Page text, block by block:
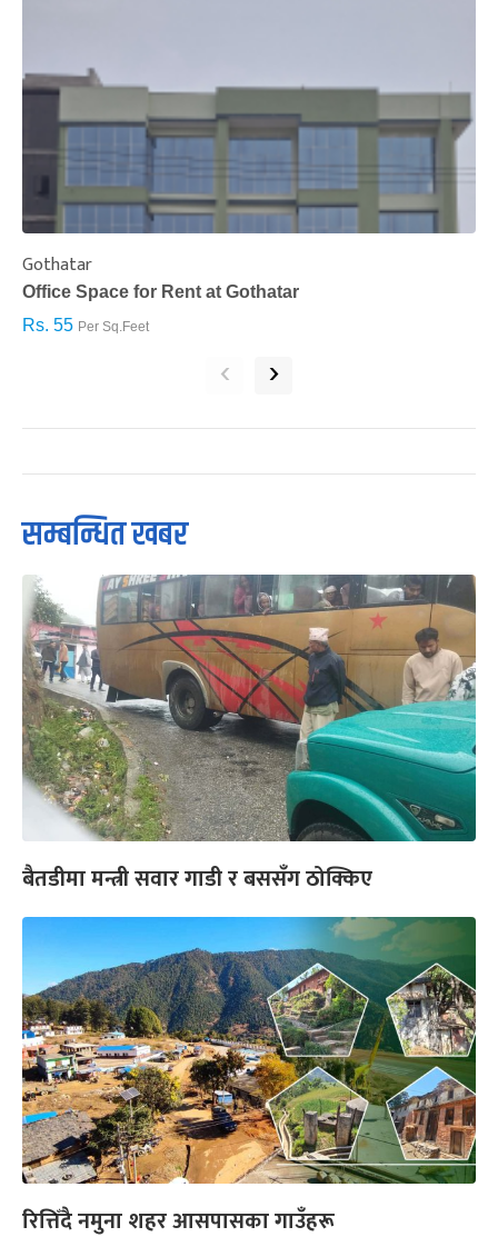
Gothatar
Office Space for Rent at Gothatar
Rs. 55 Per Sq.Feet
‹ ›
सम्बन्धित खबर
बैतडीमा मन्त्री सवार गाडी र बससँग ठोक्किए
रित्तिँदै नमुना शहर आसपासका गाउँहरू